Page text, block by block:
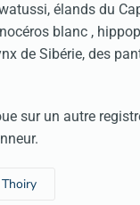
élands du
blanc ,
de Sibérie, des
sur un autre